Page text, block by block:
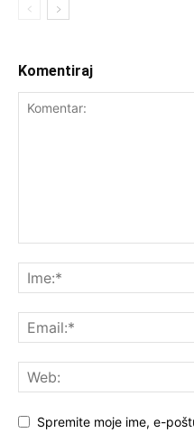
Komentiraj
Spremite moje ime, e-